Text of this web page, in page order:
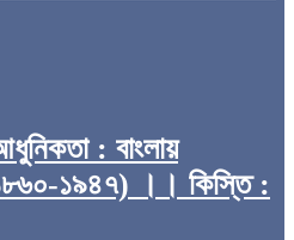
: বাংলায়
১৯৪৭) ।। কিস্তি :